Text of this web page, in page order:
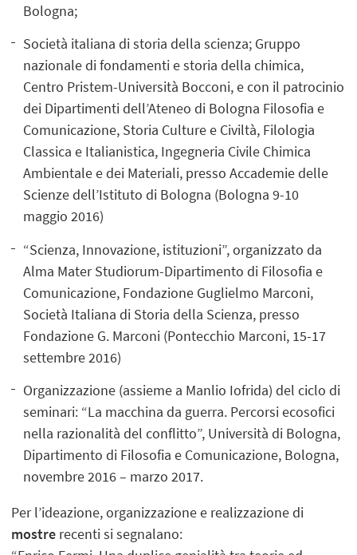
Bologna;
Società italiana di storia della scienza; Gruppo
nazionale di fondamenti e storia della chimica,
Centro Pristem-Università Bocconi, e con il patrocinio
dei Dipartimenti dell’Ateneo di Bologna Filosofia e
Comunicazione, Storia Culture e Civiltà, Filologia
Classica e Italianistica, Ingegneria Civile Chimica
Ambientale e dei Materiali, presso Accademie delle
Scienze dell’Istituto di Bologna (Bologna 9-10
maggio 2016)
“Scienza, Innovazione, istituzioni”, organizzato da
Alma Mater Studiorum-Dipartimento di Filosofia e
Comunicazione, Fondazione Guglielmo Marconi,
Società Italiana di Storia della Scienza, presso
Fondazione G. Marconi (Pontecchio Marconi, 15-17
settembre 2016)
Organizzazione (assieme a Manlio Iofrida) del ciclo di
seminari: “La macchina da guerra. Percorsi ecosofici
nella razionalità del conflitto”, Università di Bologna,
Dipartimento di Filosofia e Comunicazione, Bologna,
novembre 2016 – marzo 2017.
Per l’ideazione, organizzazione e realizzazione di
mostre recenti si segnalano: